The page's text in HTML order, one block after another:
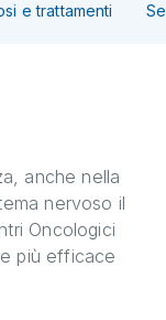
e trattamenti
anche nella
nervoso il
Oncologici
più efficace